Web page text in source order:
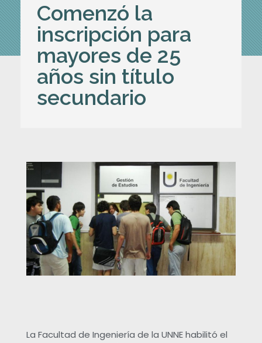
Comenzó la
inscripción para
mayores de 25
años sin título
secundario
C
o
m
e
n
ó
La Facultad de Ingeniería de la UNNE habilitó el